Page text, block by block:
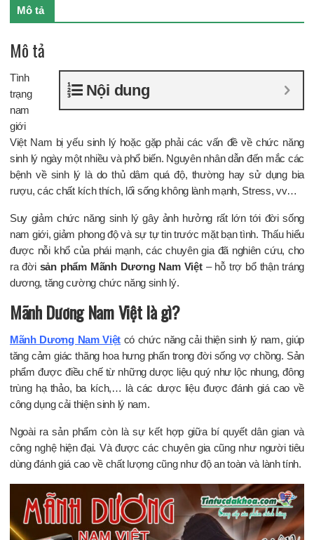
sinh
lý
quả
lượng
Mô tả
Mô tả
Nội dung
Tình
trạng
nam
giới
Việt Nam bị yếu sinh lý hoặc gặp phải các vấn đề về chức năng
sinh lý ngày một nhiều và phổ biến. Nguyên nhân dẫn đến mắc các
bệnh về sinh lý là do thủ dâm quá độ, thường hay sử dụng bia
rượu, các chất kích thích, lối sống không lành mạnh, Stress, vv…
Suy giảm chức năng sinh lý gây ảnh hưởng rất lớn tới đời sống
nam giới, giảm phong độ và sự tự tin trước mặt bạn tình. Thấu hiểu
được nỗi khổ của phái mạnh, các chuyên gia đã nghiên cứu, cho
ra đời sản phẩm Mãnh Dương Nam Việt– hỗ trợ bổ thận tráng
dương, tăng cường chức năng sinh lý.
Mãnh Dương Nam Việt là gì?
Mãnh Dương Nam Việt có chức năng cải thiện sinh lý nam, giúp
tăng cảm giác thăng hoa hưng phấn trong đời sống vợ chồng. Sản
phẩm được điều chế từ những dược liệu quý như lộc nhung, đông
trùng hạ thảo, ba kích,… là các dược liệu được đánh giá cao về
công dụng cải thiện sinh lý nam.
Ngoài ra sản phẩm còn là sự kết hợp giữa bí quyết dân gian và
công nghệ hiện đại. Và được các chuyên gia cũng như người tiêu
dùng đánh giá cao về chất lượng cũng như độ an toàn và lành tính.